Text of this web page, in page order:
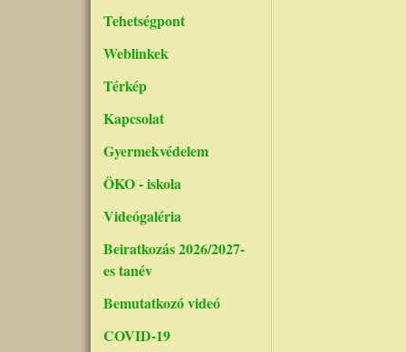
Tehetségpont
Weblinkek
Térkép
Kapcsolat
Gyermekvédelem
ÖKO - iskola
Videógaléria
Beiratkozás 2026/2027-
es tanév
Bemutatkozó videó
COVID-19